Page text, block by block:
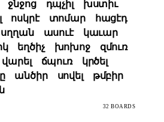
ջնջոց դպչիլ
խստիւ
ոսկրէ տոմար
հացէդ
սղղան ասուէ
կաւար
եղծիչ խոխոջ
զմուռ
վարել ճպուռ
կրծել
անծիր սովել
թմբիր
32 BOARDS